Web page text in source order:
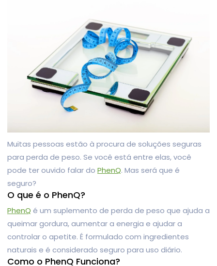
Muitas pessoas estão à procura de soluções seguras
para perda de peso. Se você está entre elas, você
pode ter ouvido falar do PhenQ. Mas será que é
seguro?
O que é o PhenQ?
PhenQ é um suplemento de perda de peso que ajuda a
queimar gordura, aumentar a energia e ajudar a
controlar o apetite. É formulado com ingredientes
naturais e é considerado seguro para uso diário.
Como o PhenQ Funciona?